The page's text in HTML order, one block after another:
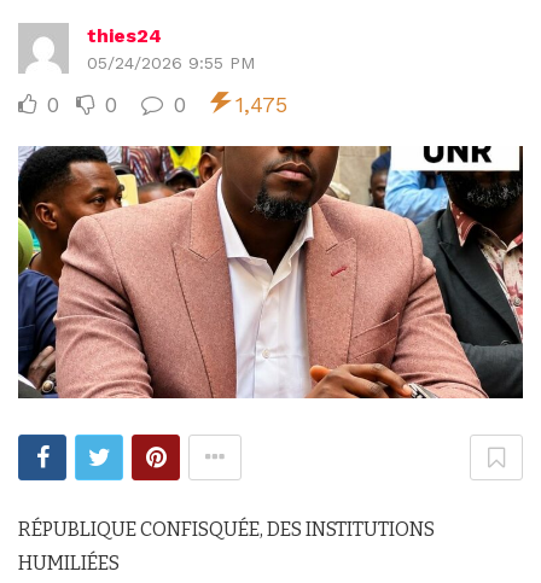
thies24
05/24/2026 9:55 PM
0 0 0 1,475
RÉPUBLIQUE CONFISQUÉE, DES INSTITUTIONS
HUMILIÉES